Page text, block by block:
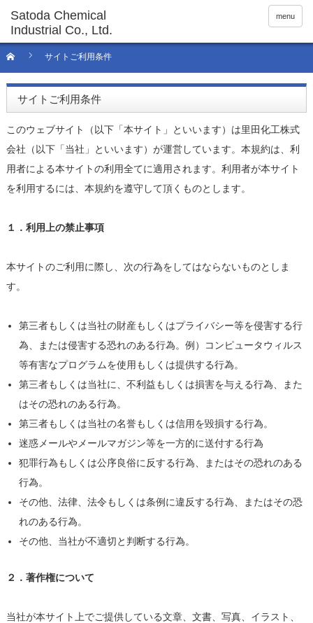
menu
サイトご利用条件
サイトご利用条件
このウェブサイト（以下「本サイト」といいます）は里田化工株式
会社（以下「当社」といいます）が運営しています。本規約は、利
用者による本サイトの利用全てに適用されます。利用者が本サイト
を利用するには、本規約を遵守して頂くものとします。
１．利用上の禁止事項
本サイトのご利用に際し、次の行為をしてはならないものとしま
す。
第三者もしくは当社の財産もしくはプライバシー等を侵害する行
為、または侵害する恐れのある行為。例）コンピュータウィルス
等有害なプログラムを使用もしくは提供する行為。
第三者もしくは当社に、不利益もしくは損害を与える行為、また
はその恐れのある行為。
第三者もしくは当社の名誉もしくは信用を毀損する行為。
迷惑メールやメールマガジン等を一方的に送付する行為
犯罪行為もしくは公序良俗に反する行為、またはその恐れのある
行為。
その他、法律、法令もしくは条例に違反する行為、またはその恐
れのある行為。
その他、当社が不適切と判断する行為。
２．著作権について
当社が本サイト上でご提供している文章、文書、写真、イラスト、